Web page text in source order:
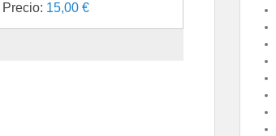
Precio: 15,00 €